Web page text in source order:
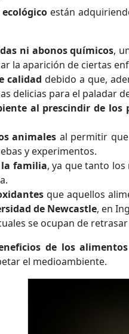
están
ni abonos químicos,
la aparición de ciertas
calidad debido a que,
delicias para el paladar
al prescindir de los
animales al permitir
y experimentos.
la familia, ya que tanto
que aquellos
de Newcastle, en
se ocupan de
de los
el medioambiente.